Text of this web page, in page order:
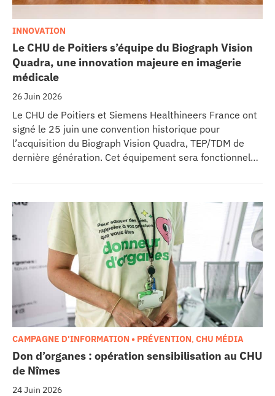
Le CHU de Poitiers s’équipe du Biograph Vision
Quadra, une innovation majeure en imagerie
médicale
26 Juin 2026
INNOVATION
Le CHU de Poitiers et Siemens Healthineers France ont
signé le 25 juin une convention historique pour
l’acquisition du Biograph Vision Quadra, TEP/TDM de
dernière génération. Cet équipement sera fonctionnel
l’excellence clinique et scientifique de l’établissement.
Ce projet représente un investissement de 9,5 millions
d’euros pour l’acquisition et l’installation de
l’équipement au cœur même du pôle régional de
cancérologie.
Don d’organes : opération sensibilisation au CHU
de Nîmes
24 Juin 2026
CAMPAGNE D'INFORMATION • PRÉVENTION, CHU MÉDIA